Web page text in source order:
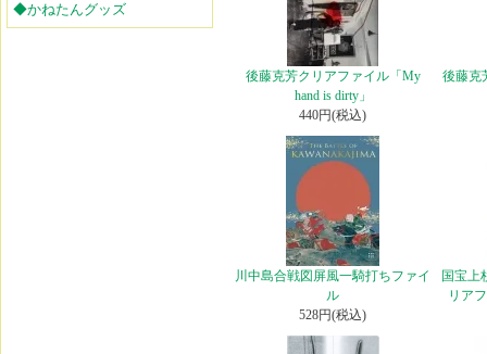
後藤克芳クリアファイル「My
hand is dirty」
440円(税込)
後藤克
川中島合戦図屏風一騎打ちファイ
ル
528円(税込)
国宝上
リア
◆かねたんグッズ